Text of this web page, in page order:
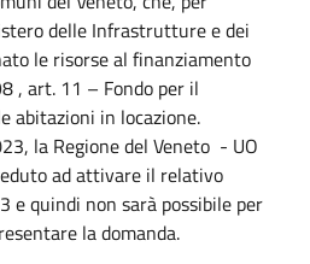
delle Infrastrutture e dei
le risorse al finanziamento
, art. 11 – Fondo per il
abitazioni in locazione.
la Regione del Veneto - UO
ad attivare il relativo
e quindi non sarà possibile per
la domanda.